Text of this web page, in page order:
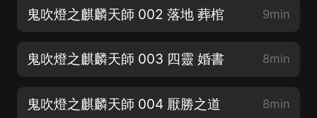
鬼吹燈之麒麟天師 002 落地 葬棺 9min
鬼吹燈之麒麟天師 003 四靈 婚書 8min
鬼吹燈之麒麟天師 004 厭勝之道 8min